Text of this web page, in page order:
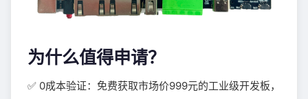
为什么值得申请？
✅ 0成本验证：免费获取市场价999元的工业级开发板，